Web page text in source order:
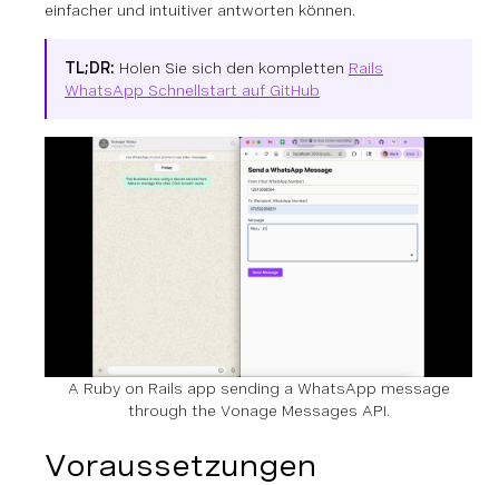
einfacher und intuitiver antworten können.
TL;DR: Holen Sie sich den kompletten Rails
WhatsApp Schnellstart auf GitHub
A Ruby on Rails app sending a WhatsApp message
through the Vonage Messages API.
Voraussetzungen